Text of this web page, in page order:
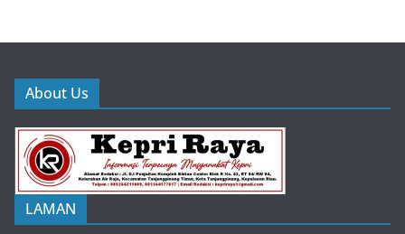
About Us
LAMAN